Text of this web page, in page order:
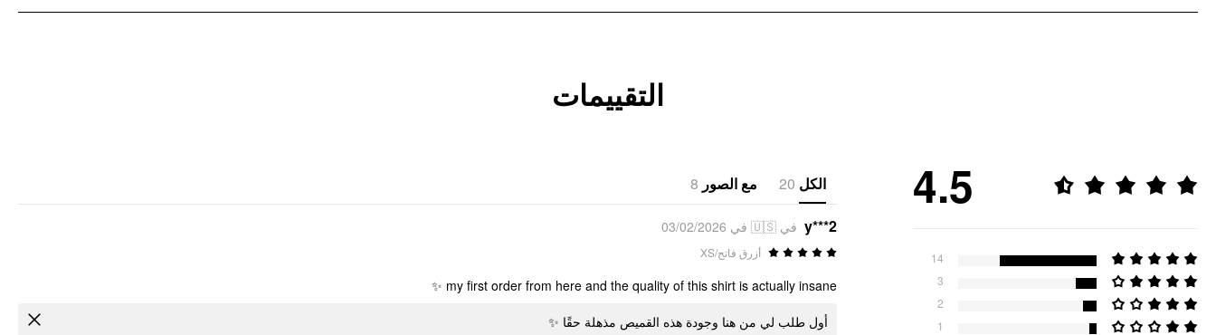
التقييمات
4.5
14
3
2
1
الكل 20 مع الصور 8
y***2 في 🇺🇸 في 03/02/2026
أزرق فاتح/XS
my first order from here and the quality of this shirt is actually insane ✨
أول طلب لي من هنا وجودة هذه القميص مذهلة حقًا ✨